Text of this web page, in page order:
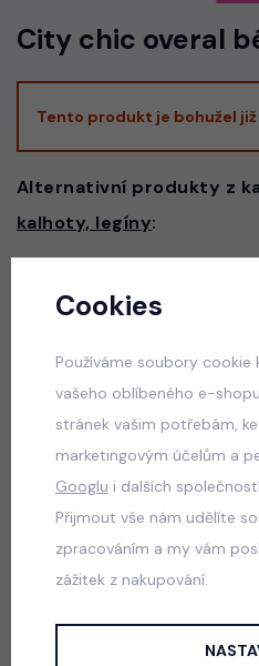
City chic overal
Tento produkt je bohužel
Alternativní produkty z
kalhoty, legíny:
Teenage set PINK
660 Kč
Acid wash denim
Cookies
Používáme soubory cookie
vašeho oblíbeného e-
stránek vašim potřebám,
marketingovým účelům a
Googlu i dalších
Přijmout vše nám udělíte
zpracováním a my vám
zážitek z nakupování.